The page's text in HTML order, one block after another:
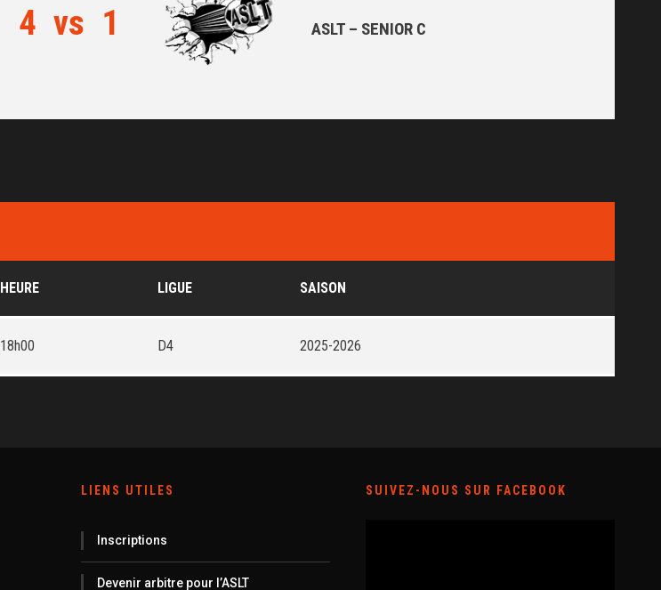
4 vs 1 ASLT – SENIOR C
HEURE LIGUE SAISON
18h00 D4 2025-2026
LIENS UTILES
Inscriptions
Devenir arbitre pour l’ASLT
SUIVEZ-NOUS SUR FACEBOOK